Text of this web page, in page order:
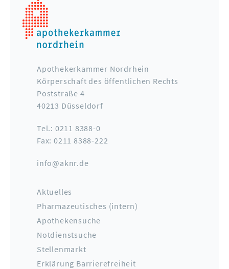
Apothekerkammer Nordrhein
Körperschaft des öffentlichen Rechts
Poststraße 4
40213 Düsseldorf
Tel.: 0211 8388-0
Fax: 0211 8388-222
info@aknr.de
Aktuelles
Pharmazeutisches (intern)
Apothekensuche
Notdienstsuche
Stellenmarkt
Erklärung Barrierefreiheit